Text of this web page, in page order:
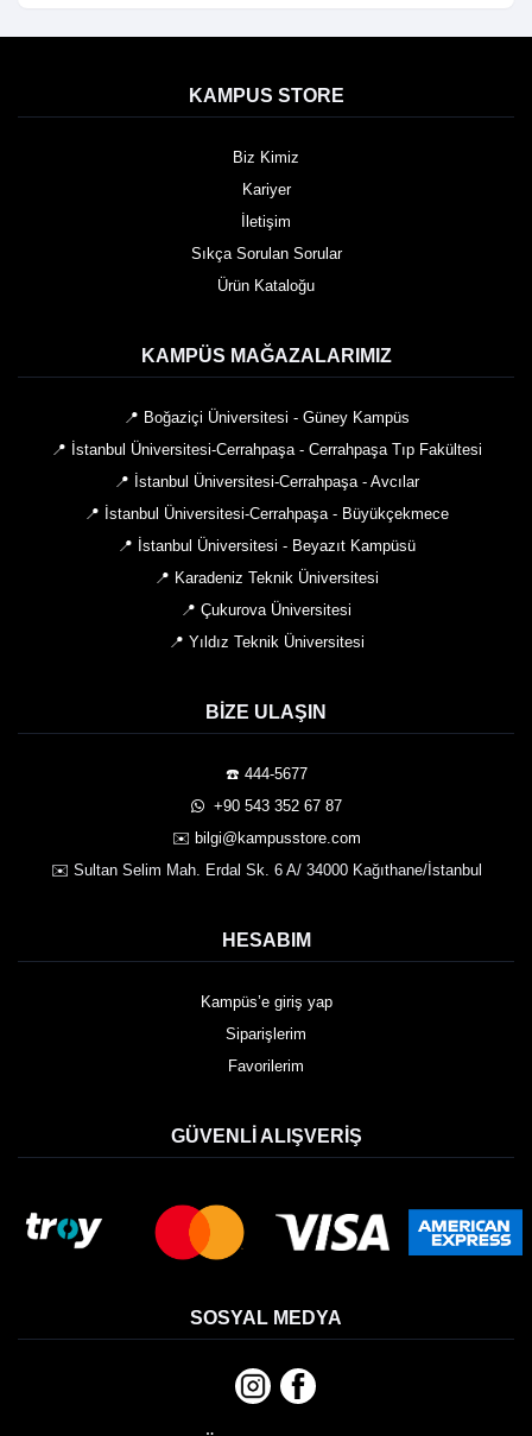
KAMPUS STORE
Biz Kimiz
Kariyer
İletişim
Sıkça Sorulan Sorular
Ürün Kataloğu
KAMPÜS MAĞAZALARIMIZ
📍 Boğaziçi Üniversitesi - Güney Kampüs
📍 İstanbul Üniversitesi-Cerrahpaşa - Cerrahpaşa Tıp Fakültesi
📍 İstanbul Üniversitesi-Cerrahpaşa - Avcılar
📍 İstanbul Üniversitesi-Cerrahpaşa - Büyükçekmece
📍 İstanbul Üniversitesi - Beyazıt Kampüsü
📍 Karadeniz Teknik Üniversitesi
📍 Çukurova Üniversitesi
📍 Yıldız Teknik Üniversitesi
BIZE ULAŞIN
☎️ 444-5677
️ +90 543 352 67 87
✉️ bilgi@kampusstore.com
✉️ Sultan Selim Mah. Erdal Sk. 6 A/ 34000 Kağıthane/İstanbul
HESABIM
Kampüs’e giriş yap
Siparişlerim
Favorilerim
GÜVENLI ALIŞVERIŞ
SOSYAL MEDYA